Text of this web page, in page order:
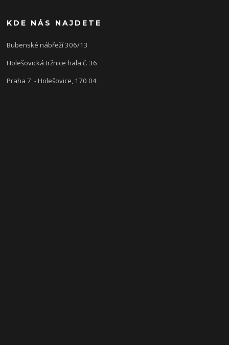
KDE NÁS NAJDETE
Bubenské nábřeží 306/13
Holešovická tržnice hala č. 36
Praha 7 - Holešovice, 170 04